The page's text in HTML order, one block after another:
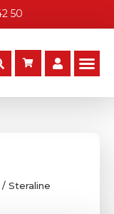
50
/ Steraline